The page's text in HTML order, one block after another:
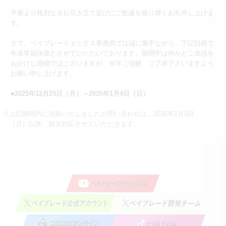
平素より格別なるお引き立て並びにご配慮を賜り厚くお礼申し上げま
す。
さて、ベイブレードエックス事務局では誠に勝手ながら、下記日程で
年末年始休業とさせていただいております。期間中は何かとご迷惑を
おかけし恐縮ではございますが、何卒ご理解、ご了承下さいますよう
お願い申し上げます。
■2025年12月29日（月）～2026年1月4日（日）
※上記期間内に頂戴いたしましたお問い合わせは、2026年1月5日
（月）以降、順次対応させていただきます。